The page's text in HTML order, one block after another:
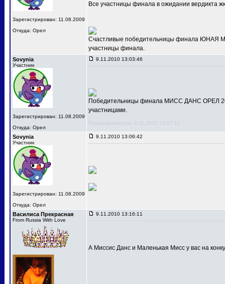
Зарегистрирован: 11.08.2009
Откуда: Орел
Все участницы финала в ожидании вердикта
Счастливые победительницы финала ЮНАЯ
участницы финала.
Sovynia
Участник
Зарегистрирован: 11.08.2009
Откуда: Орел
9.11.2010 13:03:46
Победительницы финала МИСС ДАНС ОРЕЛ
участницами.
Редактировалось: 9.11.2010 13:07:17
Sovynia
Участник
Зарегистрирован: 11.08.2009
Откуда: Орел
9.11.2010 13:06:42
Василиса Прекрасная
From Russia With Love
9.11.2010 13:16:11
А Миссис Данс и Маленькая Мисс у вас на